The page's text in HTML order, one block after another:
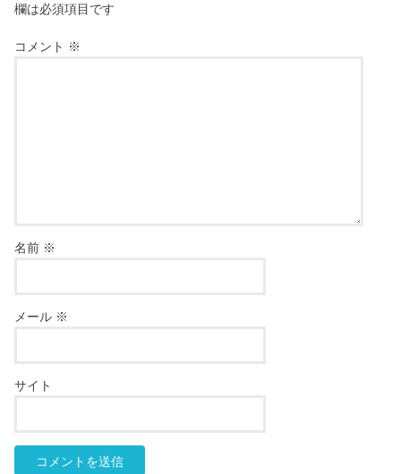
欄は必須項目です
コメント ※
名前 ※
メール ※
サイト